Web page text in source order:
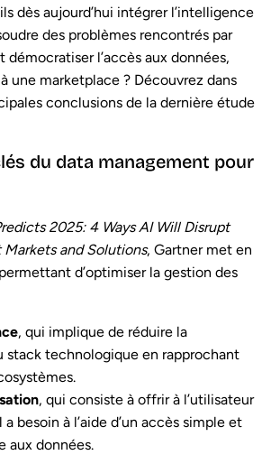
dès aujourd’hui intégrer l’intelligence
des problèmes rencontrés par
démocratiser l’accès aux données,
une marketplace ? Découvrez dans
conclusions de la dernière étude
du data management pour
2025: 4 Ways AI Will Disrupt
and Solutions, Gartner met en
d’optimiser la gestion des
, qui implique de réduire la
stack technologique en rapprochant
, qui consiste à offrir à l’utilisateur
besoin à l’aide d’un accès simple et
aux données.